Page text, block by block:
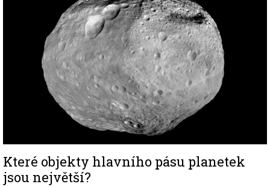
Které objekty hlavního pásu planetek
jsou největší?